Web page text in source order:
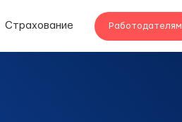
Страхование Работодателям